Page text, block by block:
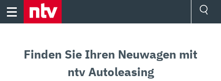
Skip
Finden Sie Ihren Neuwagen mit
ntv Autoleasing